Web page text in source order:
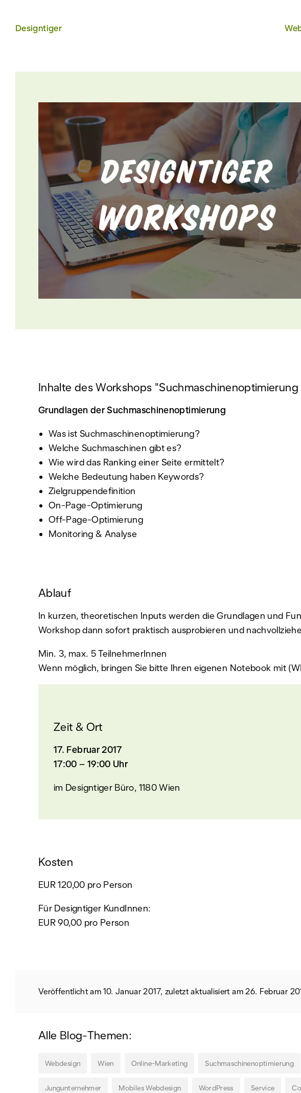
DesigntigerWorkshop: "SEO
Inhalte des Workshops
Grundlagen der Suchmaschinen­optimierung
Was ist Suchmaschinenoptimierung?
Welche Suchmaschinen gibt es?
Wie wird das Ranking einer Seite ermittelt?
Welche Bedeutung haben Keywords?
Zielgruppendefinition
On-Page-Optimierung
Off-Page-Optimierung
Monitoring & Analyse
Ablauf
In kurzen, theoretischen Inputs werden die Grundlagen und
Workshop dann sofort praktisch ausprobieren und
Min. 3, max. 5 TeilnehmerInnen
Wenn möglich, bringen Sie bitte Ihren eigenen Notebook mit
Zeit & Ort
17. Februar 2017
17:00 – 19:00 Uhr
im Designtiger Büro, 1180 Wien
Kosten
EUR 120,00 pro Person
Für Designtiger KundInnen:
EUR 90,00 pro Person
Veröffentlicht am 10. Januar 2017, zuletzt aktualisiert am 26. Februar
Alle Blog-Themen:
Webdesign Wien Online-Marketing Suchmaschinenoptimierung
Jungunternehmer Mobiles Webdesign WordPress Service